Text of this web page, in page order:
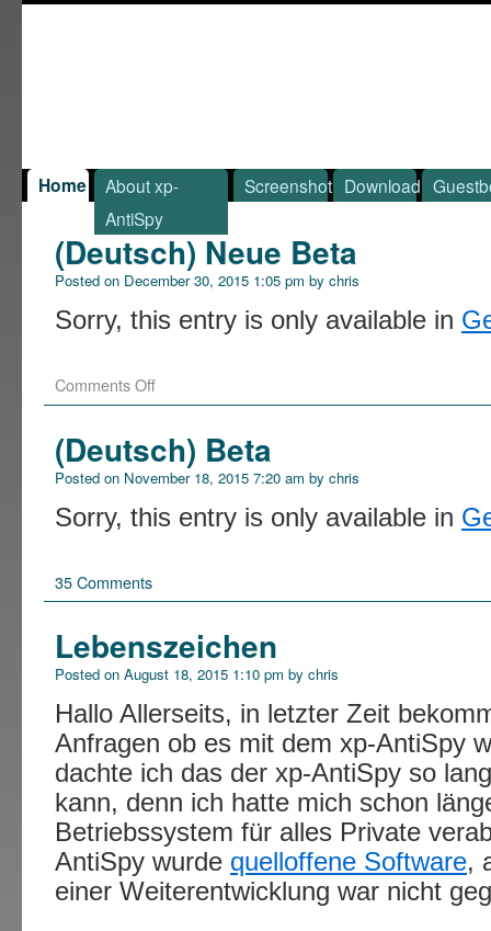
Home
About xp-
AntiSpy
Screenshot Download
(Deutsch) Neue Beta
Posted on December 30, 2015 1:05 pm by chris
Sorry, this entry is only available in
Comments Off
(Deutsch) Beta
Posted on November 18, 2015 7:20 am by chris
Sorry, this entry is only available in
35 Comments
Lebenszeichen
Posted on August 18, 2015 1:10 pm by chris
Hallo Allerseits, in letzter Zeit
Anfragen ob es mit dem xp-AntiSpy
dachte ich das der xp-AntiSpy so
kann, denn ich hatte mich schon
Betriebssystem für alles Private
AntiSpy wurde quelloffene Software,
einer Weiterentwicklung war nicht